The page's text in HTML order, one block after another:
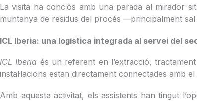
La visita ha conclòs amb una parada al mirador
muntanya de residus del procés —principalment
ICL Iberia: una logística integrada al servei del
ICL Iberia és un referent en l’extracció,
instal·lacions estan directament connectades amb el
Amb aquesta activitat, els assistents han tingut